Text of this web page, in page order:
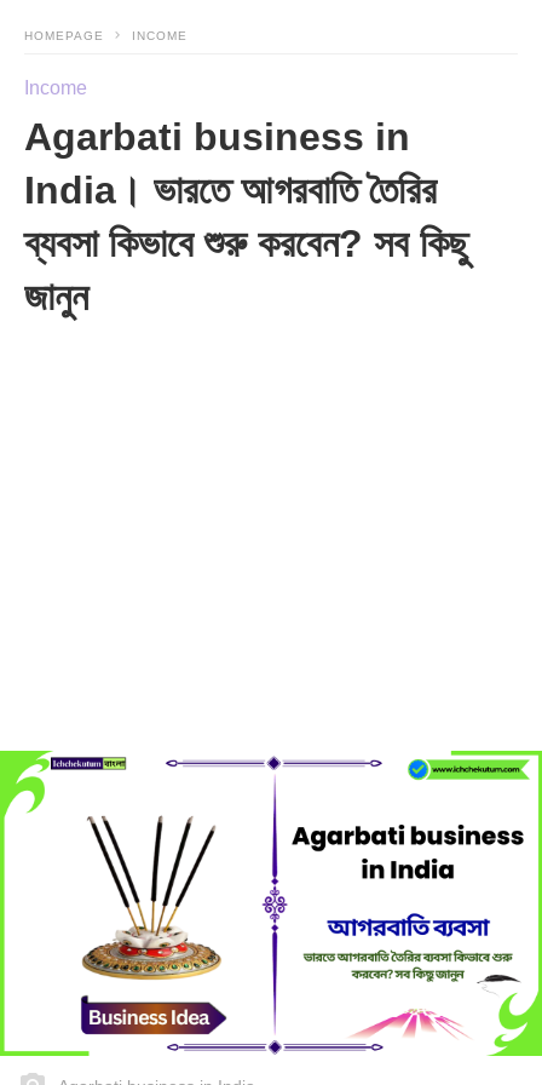
HOMEPAGE INCOME
Income
Agarbati business in
India। ভারতে আগরবাতি তৈরির
ব্যবসা কিভাবে শুরু করবেন? সব কিছু
জানুন